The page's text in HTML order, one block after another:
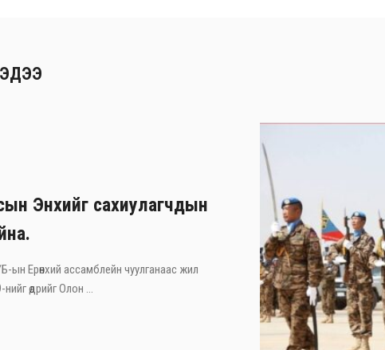
Энхийг сахиулагчдын
ын Ерөнхий ассамблейн чуулганаас жил
өдрийг Олон ...